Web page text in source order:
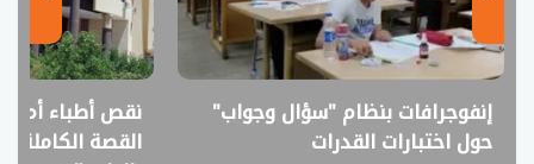
إنفوجرافات بنظام "سؤال وجواب"
حول اختبارات القدرات
نقص أطباء أم
القصة الكاملة